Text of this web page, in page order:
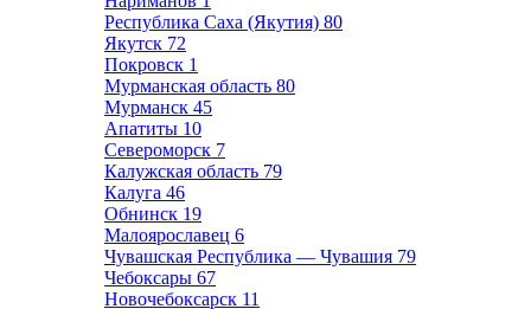
Республика Саха (Якутия) 80
Якутск 72
Покровск 1
Мурманская область 80
Мурманск 45
Апатиты 10
Североморск 7
Калужская область 79
Калуга 46
Обнинск 19
Малоярославец 6
Чувашская Республика — Чувашия 79
Чебоксары 67
Новочебоксарск 11